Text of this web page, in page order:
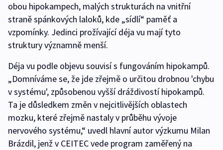
obou hipokampech, malých strukturách na vnitřní
straně spánkových laloků, kde „sídlí“ paměť a
vzpomínky. Jedinci prožívající déja vu mají tyto
struktury významně menší.
Déja vu podle objevu souvisí s fungováním hipokampů.
„Domníváme se, že jde zřejmě o určitou drobnou 'chybu
v systému', způsobenou vyšší dráždivostí hipokampů.
Ta je důsledkem změn v nejcitlivějších oblastech
mozku, které zřejmě nastaly v průběhu vývoje
nervového systému,“ uvedl hlavní autor výzkumu Milan
Brázdil, jenž v CEITEC vede program zaměřený na